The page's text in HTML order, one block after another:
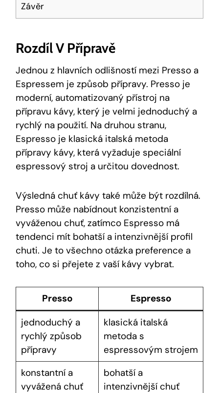
Závěr
Rozdíl V Přípravě
Jednou z hlavních odlišností mezi Presso a
Espressem je způsob přípravy. Presso je
moderní, automatizovaný přístroj na
přípravu kávy, který je velmi jednoduchý a
rychlý na použití. Na druhou stranu,
Espresso je klasická italská metoda
přípravy kávy, která vyžaduje speciální
espressový stroj a určitou dovednost.
Výsledná chuť kávy také může být rozdílná.
Presso může nabídnout konzistentní a
vyváženou chuť, zatímco Espresso má
tendenci mít bohatší a intenzivnější profil
chuti. Je to všechno otázka preference a
toho, co si přejete z vaší kávy vybrat.
Presso
Espresso
jednoduchý a
rychlý způsob
přípravy
klasická italská
metoda s
espressovým strojem
konstantní a
vyvážená chuť
bohatší a
intenzivnější chuť